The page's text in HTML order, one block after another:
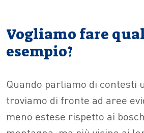
Vogliamo fare
esempio?
Quando parliamo di contesti
troviamo di fronte ad aree
meno estese rispetto ai